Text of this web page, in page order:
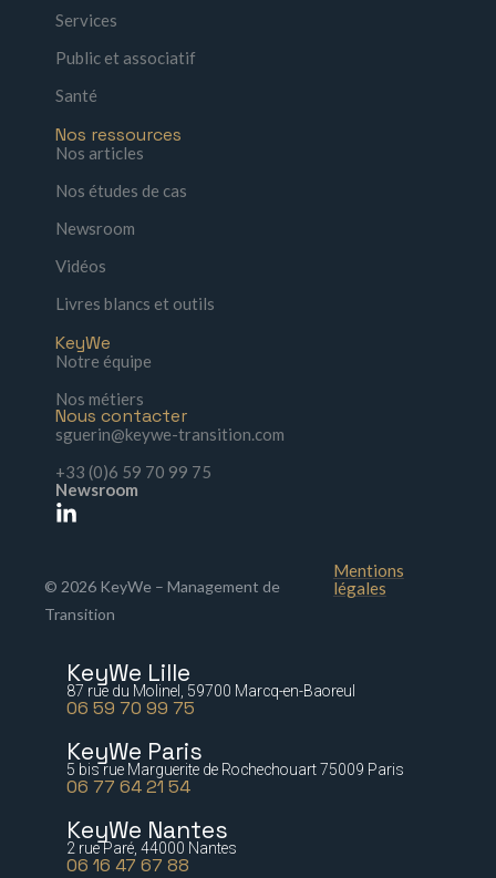
Services
Public et associatif
Santé
Nos ressources
Nos articles
Nos études de cas
Newsroom
Vidéos
Livres blancs et outils
KeyWe
Notre équipe
Nos métiers
Nous contacter
sguerin@keywe-transition.com
+33 (0)6 59 70 99 75
Newsroom
© 2026 KeyWe – Management de
Transition
Mentions
légales
KeyWe Lille
87 rue du Molinel, 59700 Marcq-en-Baoreul
06 59 70 99 75
KeyWe Paris
5 bis rue Marguerite de Rochechouart 75009 Paris
06 77 64 21 54
KeyWe Nantes
2 rue Paré, 44000 Nantes
06 16 47 67 88